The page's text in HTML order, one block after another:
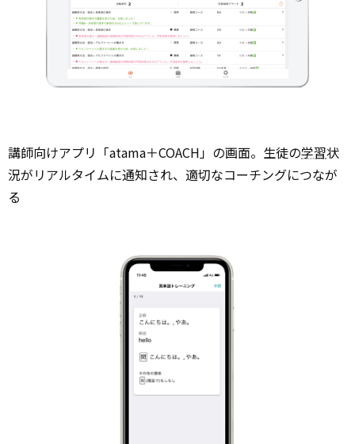
講師向けアプリ「atama＋COACH」の画面。生徒の学習状
況がリアルタイムに通知され、適切なコーチングにつなが
る